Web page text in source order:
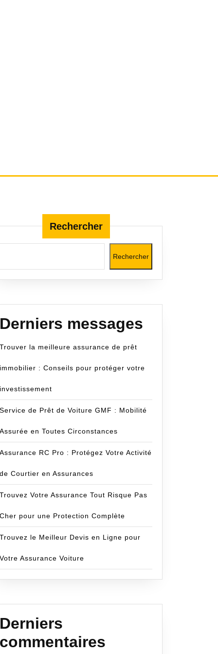
Rechercher
Rechercher
Derniers messages
Trouver la meilleure assurance de prêt
immobilier : Conseils pour protéger votre
investissement
Service de Prêt de Voiture GMF : Mobilité
Assurée en Toutes Circonstances
Assurance RC Pro : Protégez Votre Activité
de Courtier en Assurances
Trouvez Votre Assurance Tout Risque Pas
Cher pour une Protection Complète
Trouvez le Meilleur Devis en Ligne pour
Votre Assurance Voiture
Derniers
commentaires